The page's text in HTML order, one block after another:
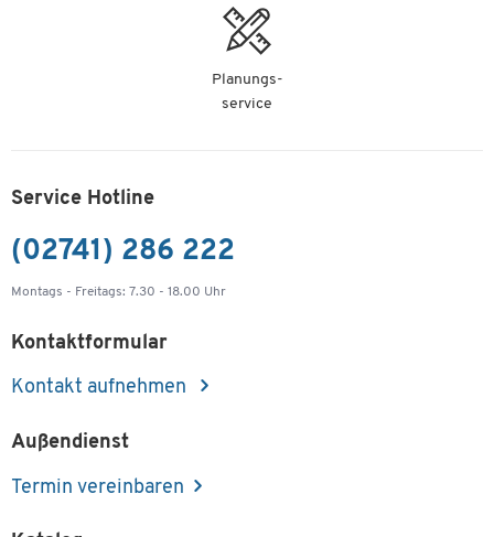
Planungs-
service
Service Hotline
(02741) 286 222
Montags - Freitags: 7.30 - 18.00 Uhr
Kontaktformular
Kontakt aufnehmen
Außendienst
Termin vereinbaren